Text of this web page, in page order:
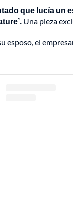
que lucía un
Una pieza
esposo, el